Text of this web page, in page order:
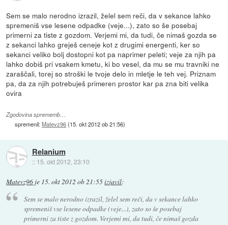
Sem se malo nerodno izrazil, želel sem reči, da v sekance lahko
spremeniš vse lesene odpadke (veje...), zato so še posebaj
primerni za tiste z gozdom. Verjemi mi, da tudi, če nimaš gozda se
z sekanci lahko greješ ceneje kot z drugimi energenti, ker so
sekanci veliko bolj dostopni kot pa naprimer peleti; veje za njih pa
lahko dobiš pri vsakem kmetu, ki bo vesel, da mu se mu travniki ne
zaraščali, torej so stroški le tvoje delo in mletje le teh vej. Priznam
pa, da za njih potrebuješ primeren prostor kar pa zna biti velika
ovira
Zgodovina sprememb…
spremenil:Matevz96(15. okt 2012 ob 21:56)
Relanium
:: 15. okt 2012, 23:10
Matevz96 je 15. okt 2012 ob 21:55izjavil:
Sem se malo nerodno izrazil, želel sem reči, da v sekance lahko
spremeniš vse lesene odpadke (veje...), zato so še posebaj
primerni za tiste z gozdom. Verjemi mi, da tudi, če nimaš gozda